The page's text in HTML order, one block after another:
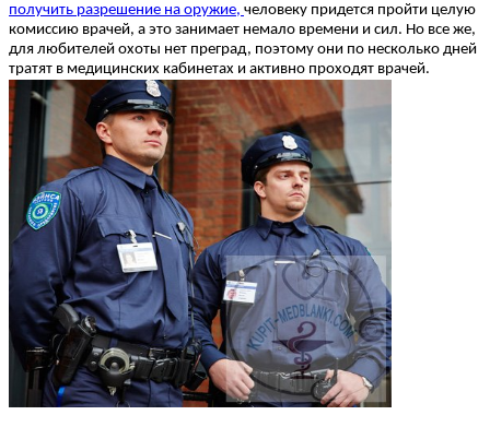
получить разрешение на оружие, человеку придется пройти целую
комиссию врачей, а это занимает немало времени и сил. Но все же,
для любителей охоты нет преград, поэтому они по несколько дней
тратят в медицинских кабинетах и активно проходят врачей.